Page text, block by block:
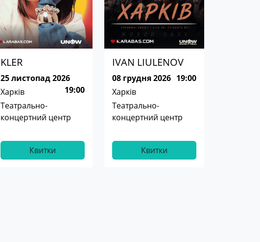
KLER
25 листопад 2026
19:00
Харків
Театрально-
концертний центр
Квитки
IVAN LIULENOV
08 грудня 2026 19:00
Харків
Театрально-
концертний центр
Квитки